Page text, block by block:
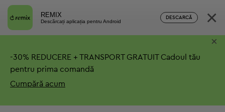
REMIX
Descărcați aplicația pentru Android
DESCARCĂ ×
-30% REDUCERE + TRANSPORT GRATUITCadoul tău
pentru prima comandă
Cumpără acum
×